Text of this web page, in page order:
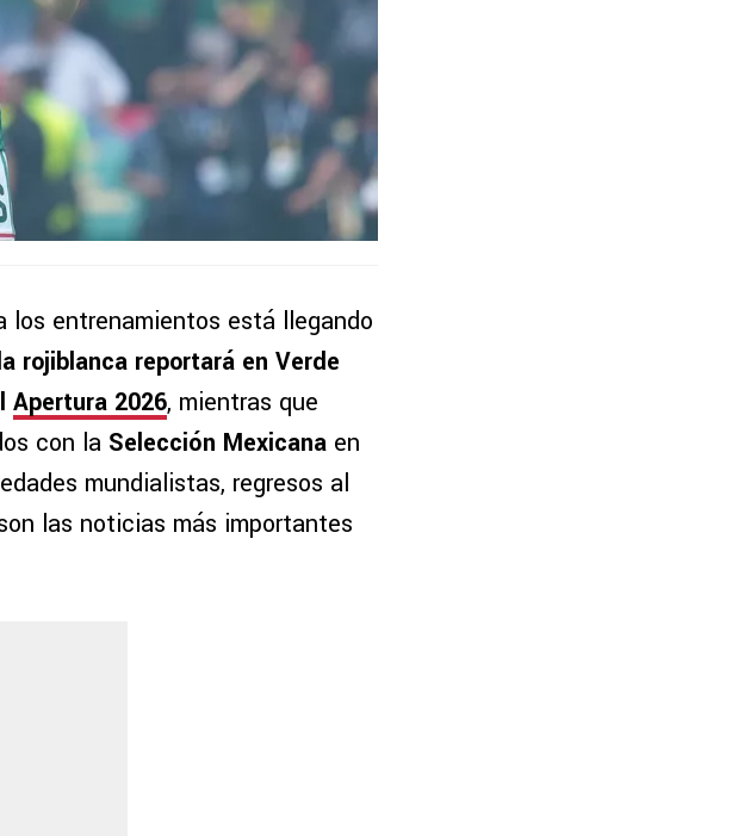
los entrenamientos está llegando
rojiblanca reportará en Verde
Apertura 2026, mientras que
con la Selección Mexicana en
mundialistas, regresos al
las noticias más importantes